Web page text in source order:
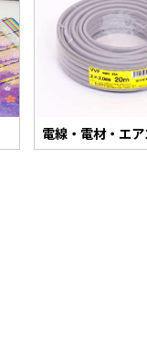
電線・電材・エ